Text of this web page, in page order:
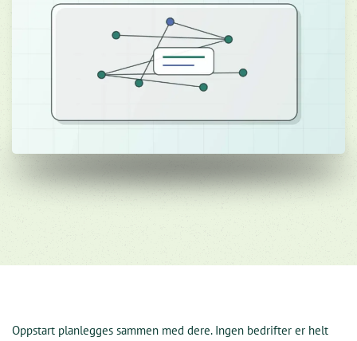
NÅR
IT-
Oppstart planlegges sammen med dere. Ingen bedrifter er helt